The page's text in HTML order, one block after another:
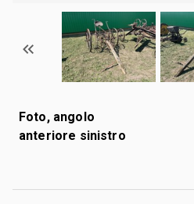
Foto, angolo
anteriore sinistro